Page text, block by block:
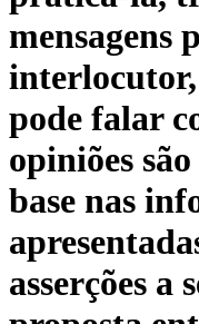
mensagens
pode falar
opiniões
base nas
asserções a